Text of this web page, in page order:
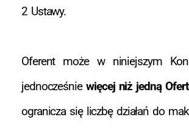
2 Ustawy.
Oferent może w niniejszym
jednocześnie więcej niż jedną
ogranicza się liczbę działań do